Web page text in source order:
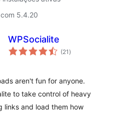
5.4.20
WPSocialite
(21 total
de
)
aren't fun for anyone.
to take control of heavy
links and load them how